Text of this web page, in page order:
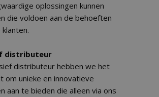
oplossingen kunnen
die voldoen aan de behoeften
distributeur
distributeur hebben we het
om unieke en innovatieve
aan te bieden die alleen via ons